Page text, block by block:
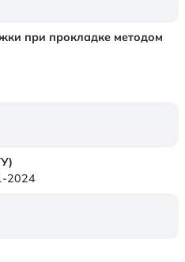
при прокладке методом
2024